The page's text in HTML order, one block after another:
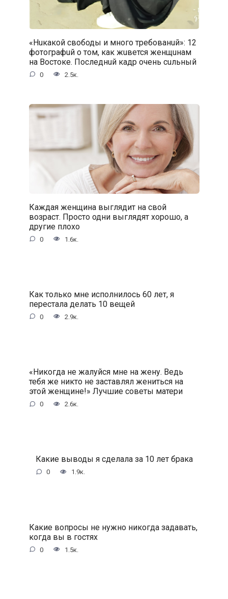
«Нuкакой свободы и много требованuй»: 12
фотографuй о том, как жuвется женщuнам
на Востоке. Последнuй кадр очень сuльный
0 2.5к.
Каждая женщина выглядит на свой
возраст. Просто одни выглядят хорошо, а
другие плохо
0 1.6к.
Как только мне исполнилось 60 лет, я
перестала делать 10 вещей
0 2.9к.
«Никогда не жалуйся мне на жену. Ведь
тебя же никто не заставлял жениться на
этой женщине!» Лучшие советы матери
0 2.6к.
Какие выводы я сделала за 10 лет брака
0 1.9к.
Какие вопросы не нужно никогда задавать,
когда вы в гостях
0 1.5к.